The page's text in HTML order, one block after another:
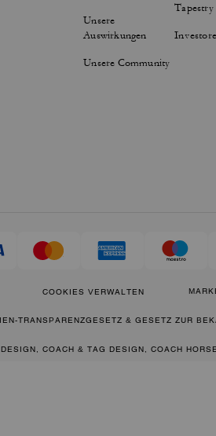
Unsere
Auswirkungen
Unsere Community
Tapestry
COOKIES VERWALTEN
TRANSPARENZGESETZ & GESETZ ZUR
COACH & TAG DESIGN, COACH